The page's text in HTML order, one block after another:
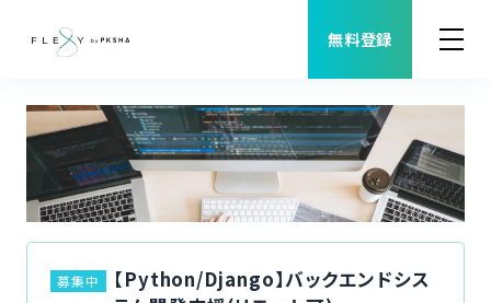
無料登録
案件検索
職種から案件を探す
募集中
【Python/Django】バックエンドシス